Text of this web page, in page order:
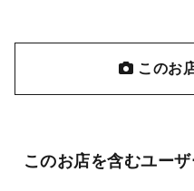
このお
このお店を含むユー